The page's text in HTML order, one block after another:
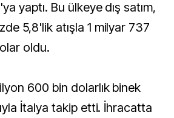
yaptı. Bu ülkeye dış satım,
5,8'lik atışla 1 milyar 737
oldu.
600 bin dolarlık binek
İtalya takip etti. İhracatta